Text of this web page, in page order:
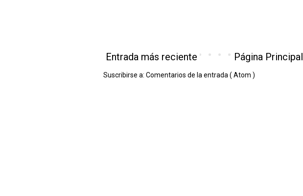
Entrada más reciente Página Principal
Suscribirse a: Comentarios de la entrada ( Atom )